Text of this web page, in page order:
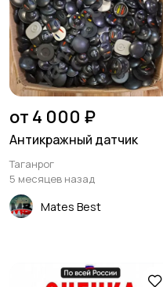
от 4 000 ₽
Антикражный датчик
Таганрог
5 месяцев назад
Mates Best